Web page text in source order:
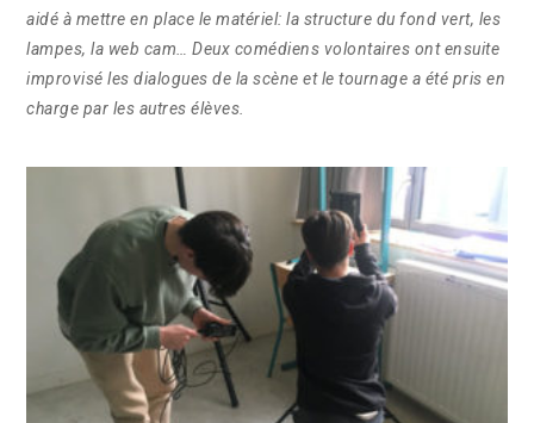
aidé à mettre en place le matériel: la structure du fond vert, les
lampes, la web cam… Deux comédiens volontaires ont ensuite
improvisé les dialogues de la scène et le tournage a été pris en
charge par les autres élèves.